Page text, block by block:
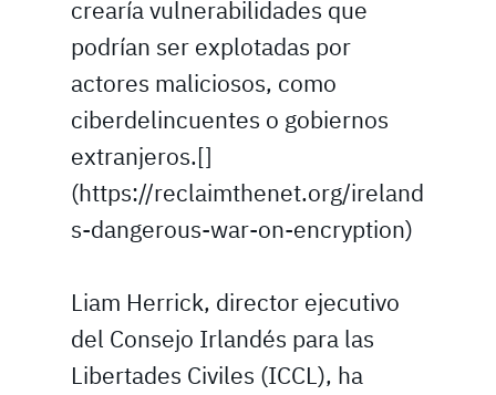
crearía vulnerabilidades que
podrían ser explotadas por
actores maliciosos, como
ciberdelincuentes o gobiernos
extranjeros.[]
(https://reclaimthenet.org/ireland
s-dangerous-war-on-encryption)
Liam Herrick, director ejecutivo
del Consejo Irlandés para las
Libertades Civiles (ICCL), ha